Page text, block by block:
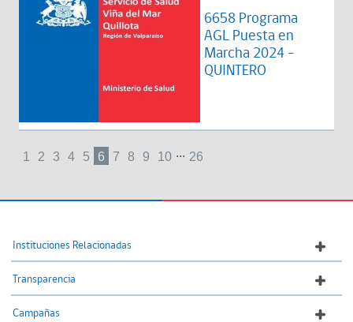
6658 Programa
AGL Puesta en
Marcha 2024 -
QUINTERO
1 2 3 4 5 6 7 8 9 10 ... 26
Instituciones Relacionadas
Transparencia
Campañas